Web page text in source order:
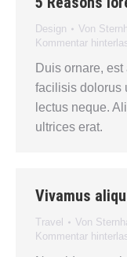
Design Von
Kommentar
Duis ornare,
facilisis dolorus
lectus neque.
ultrices erat.
Vivamus
Travel Von
Kommentar